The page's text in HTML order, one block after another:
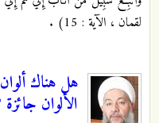
لقمان ، الآية : 15) .
هل هناك
الألوان